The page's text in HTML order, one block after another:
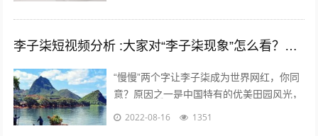
李子柒短视频分析 :大家对“李子柒现象”怎么看？她成功的背后原因是什么？
“慢慢”两个字让李子柒成为世界网红，你同
意？原因之一是中国特有的优美田园风光，
慢慢出现。二是历史悠久的中国农耕生活，
2022-08-16 1351